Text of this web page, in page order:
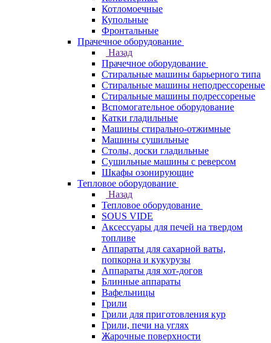
Котломоечные
Купольные
Фронтальные
Прачечное оборудование
Назад
Прачечное оборудование
Cтиральные машины барьерного типа
Cтиральные машины неподрессореные
Cтиральные машины подрессореные
Вспомогательное оборудование
Катки гладильные
Машины стирально-отжимные
Машины сушильные
Столы, доски гладильные
Сушильные машины с реверсом
Шкафы озонирующие
Тепловое оборудование
Назад
Тепловое оборудование
SOUS VIDE
Аксессуары для печей на твердом
топливе
Аппараты для сахарной ваты,
попкорна и кукурузы
Аппараты для хот-догов
Блинные аппараты
Вафельницы
Грили
Грили для приготовления кур
Грили, печи на углях
Жарочные поверхности